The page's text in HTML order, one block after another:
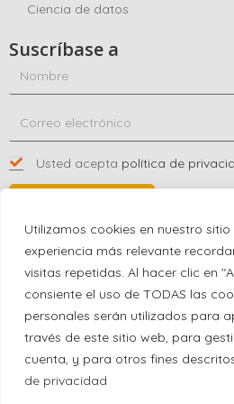
Utilizamos cookies en nuestro
experiencia más relevante
visitas repetidas. Al hacer clic en
consiente el uso de TODAS las
personales serán utilizados para
través de este sitio web, para
cuenta, y para otros fines
de privacidad
Ciencia de datos
Suscríbase a
Usted acepta política de
Póngase en contacto
+1 (863) 591-0316
+1 (866) 480-9591
partnernetwork@certjoin.com
4300 Biscayne Blvd Suite 203
2026 © All rights reserved Certjoin LLC |